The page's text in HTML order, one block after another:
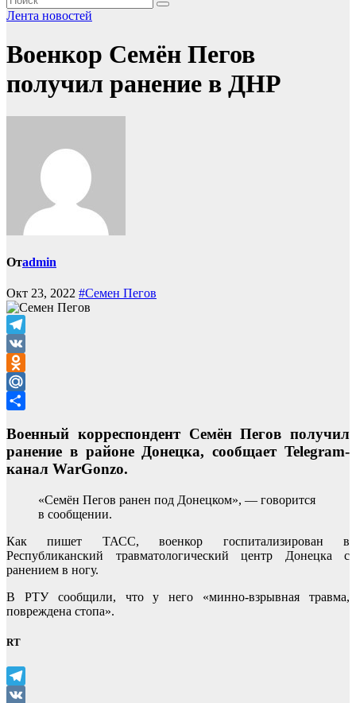
Лента новостей
Военкор Семён Пегов
получил ранение в ДНР
Отadmin
Окт 23, 2022 #Семен Пегов
Telegram
VK
Odnoklassniki
Mail.Ru
Военный корреспондент Семён Пегов получил
ранение в районе Донецка, сообщает Telegram-
канал WarGonzo.
«Семён Пегов ранен под Донецком», — говорится
в сообщении.
Как пишет ТАСС, военкор госпитализирован в
Республиканский травматологический центр Донецка с
ранением в ногу.
В РТУ сообщили, что у него «минно-взрывная травма,
повреждена стопа».
RT
Telegram